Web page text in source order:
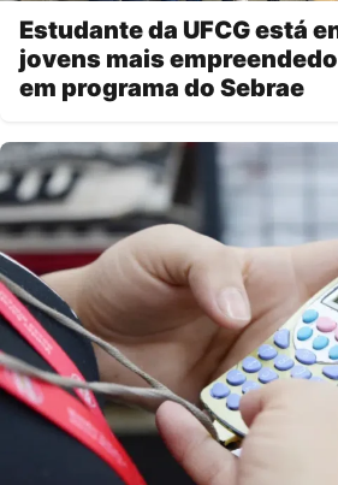
Estudante da UFCG está
jovens mais
em programa do Sebrae